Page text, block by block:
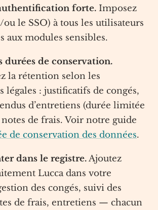
forte. Imposez
le SSO) à tous les utilisateurs
aux modules sensibles.
durées de conservation.
la rétention selon les
légales : justificatifs de congés,
d’entretiens (durée limitée
notes de frais. Voir notre guide
de conservation des données.
dans le registre.Ajoutez
Lucca dans votre
des congés, suivi des
de frais, entretiens — chacun